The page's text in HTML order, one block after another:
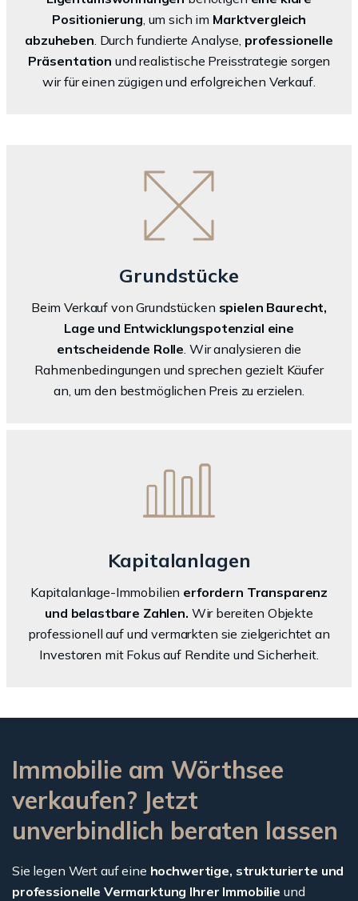
Positionierung, um sich im Marktvergleich
abzuheben. Durch fundierte Analyse, professionelle
Präsentation und realistische Preisstrategie sorgen
wir für einen zügigen und erfolgreichen Verkauf.
Grundstücke
Beim Verkauf von Grundstücken spielen Baurecht,
Lage und Entwicklungspotenzial eine
entscheidende Rolle. Wir analysieren die
Rahmenbedingungen und sprechen gezielt Käufer
an, um den bestmöglichen Preis zu erzielen.
Kapitalanlagen
Kapitalanlage-Immobilien erfordern Transparenz
und belastbare Zahlen. Wir bereiten Objekte
professionell auf und vermarkten sie zielgerichtet an
Investoren mit Fokus auf Rendite und Sicherheit.
Immobilie am Wörthsee
verkaufen? Jetzt
unverbindlich beraten lassen
Sie legen Wert auf eine hochwertige, strukturierte und
professionelle Vermarktung Ihrer Immobilie und